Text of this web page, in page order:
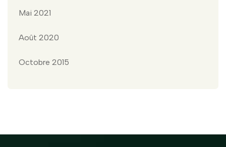
Mai 2021
Août 2020
Octobre 2015